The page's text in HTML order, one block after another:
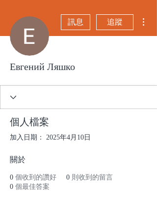
訊息 追蹤
Евгений Ляшко
個人檔案
加入日期： 2025年4月10日
關於
0 個收到的讚好 0 則收到的留言
0 個最佳答案